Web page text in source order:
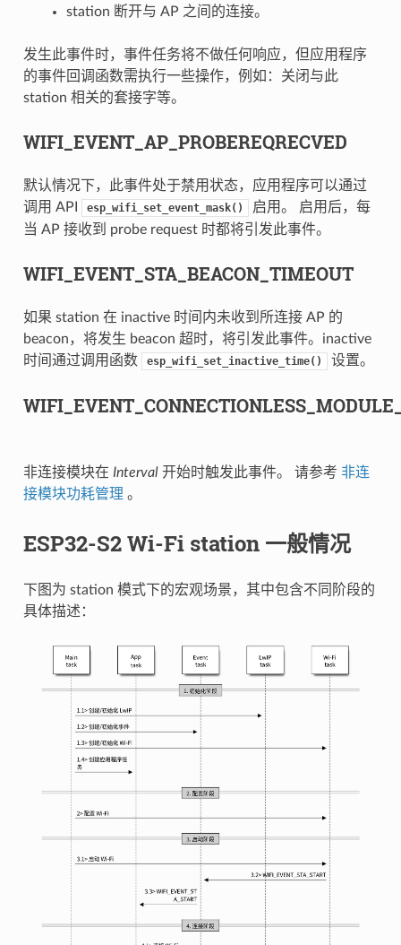
station 断开与 AP 之间的连接。
发生此事件时，事件任务将不做任何响应，但应用程序
的事件回调函数需执行一些操作，例如：关闭与此
station 相关的套接字等。
WIFI_EVENT_AP_PROBEREQRECVED
默认情况下，此事件处于禁用状态，应用程序可以通过
调用 API
esp_wifi_set_event_mask()
启用。 启用后，每
当 AP 接收到 probe request 时都将引发此事件。
WIFI_EVENT_STA_BEACON_TIMEOUT
如果 station 在 inactive 时间内未收到所连接 AP 的
beacon，将发生 beacon 超时，将引发此事件。inactive
时间通过调用函数
esp_wifi_set_inactive_time() 设置。
非连接模块在 Interval开始时触发此事件。 请参考 非连
接模块功耗管理 。
ESP32-S2 Wi-Fi station 一般情况
下图为 station 模式下的宏观场景，其中包含不同阶段的
具体描述：